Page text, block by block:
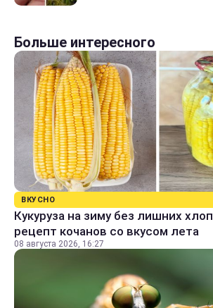
Больше интересного
ВКУСНО
Кукуруза на зиму без лишних
рецепт кочанов со вкусом лета
08 августа 2026, 16:27